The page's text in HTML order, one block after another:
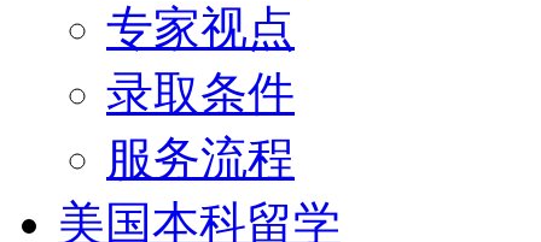
专家视点
录取条件
服务流程
美国本科留学